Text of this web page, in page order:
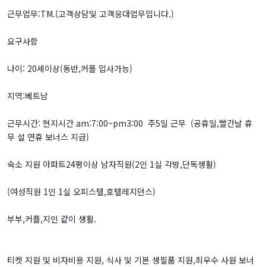
근무업무:TM.(고객상담및 고객응대업무입니다.)
요구사항
나이: 20세이상(동반,커플 입사가능)
지역:베트남
근무시간: 현지시간 am:7:00~pm3:00 주5일 근무 (공휴일,빨간날 휴
무 설 연휴 보너스 지급)
숙소 지원 아파트24평이상 남자직원(2인 1실 각방,단독생활)
(여성직원 1인 1실 오피스텔,호텔레지던스)
부부,커플,지인 같이 생활.
티켓 지원 및 비자비용 지원, 식사 및 기본 생필품 지원,최우수 사원 보너